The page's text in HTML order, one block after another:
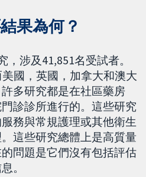
果為何？
涉及41,851名受試者。
國，英國，加拿大和澳大
多研究都是在社區藥房
門診診所進行的。這些研究
務與常規護理或其他衛生
這些研究總體上是高質量
問題是它們沒有包括評估
。